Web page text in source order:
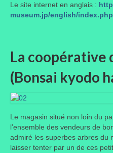
Le site internet en anglais :
museum.jp/english/index.php
La coopérative
(Bonsai kyodo
Le magasin situé non loin du
l’ensemble des vendeurs de
admiré les superbes arbres du
laisser tenter par un de ces